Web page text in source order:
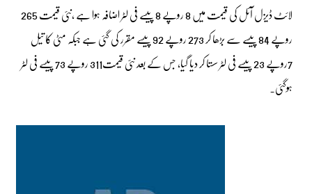
لائٹ ڈیزل آئل کی قیمت میں 8 روپے 8 پیسے فی لٹر اضافہ ہوا ہے ،نئی قیمت 265
روپے 84 پیسے سے بڑھا کر 273 روپے 92 پیسے مقرر کی گئی ہے جبکہ مٹی کا تیل
7روپے 23 پیسے فی لٹر سستا کر دیا گیا، جس کے بعد نئی قیمت311 روپے 73 پیسے فی لٹر
ہوگئی۔